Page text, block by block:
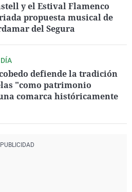
y el Estival Flamenco
propuesta musical de
del Segura
defiende la tradición
"como patrimonio
comarca históricamente